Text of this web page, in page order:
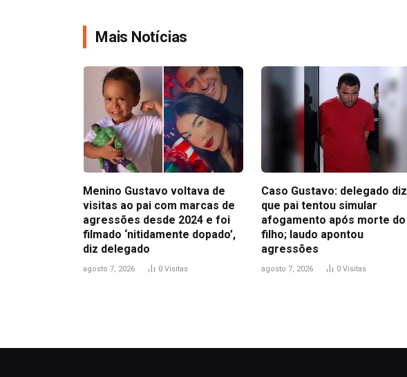
Mais Notícias
Menino Gustavo voltava de
visitas ao pai com marcas de
agressões desde 2024 e foi
filmado ‘nitidamente dopado’,
diz delegado
agosto 7, 2026 0 Visitas
Caso Gustavo: delegado diz
que pai tentou simular
afogamento após morte do
filho; laudo apontou
agressões
agosto 7, 2026 0 Visitas